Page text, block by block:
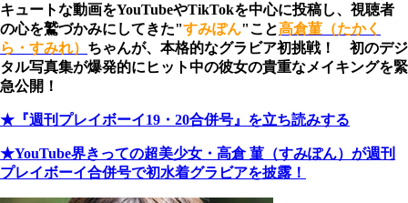
キュートな動画をYouTubeやTikTokを中心に投稿し、視聴者
の心を鷲づかみにしてきた"すみぽん"こと高倉菫（たかく
ら・すみれ） ちゃんが、本格的なグラビア初挑戦！ 初のデジ
タル写真集が爆発的にヒット中の彼女の貴重なメイキングを緊
急公開！
★『週刊プレイボーイ19・20合併号』を立ち読みする
★YouTube界きっての超美少女・高倉 菫（すみぽん）が週刊
プレイボーイ合併号で初水着グラビアを披露！